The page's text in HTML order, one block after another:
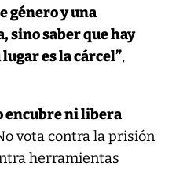
género y una
sino saber que hay
es la cárcel”,
encubre ni libera
vota contra la prisión
herramientas